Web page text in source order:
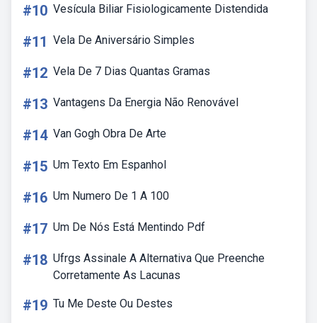
#10 Vesícula Biliar Fisiologicamente Distendida
#11 Vela De Aniversário Simples
#12 Vela De 7 Dias Quantas Gramas
#13 Vantagens Da Energia Não Renovável
#14 Van Gogh Obra De Arte
#15 Um Texto Em Espanhol
#16 Um Numero De 1 A 100
#17 Um De Nós Está Mentindo Pdf
#18 Ufrgs Assinale A Alternativa Que Preenche
Corretamente As Lacunas
#19 Tu Me Deste Ou Destes